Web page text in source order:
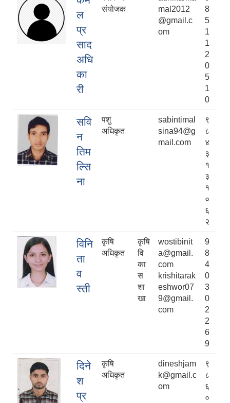
ल
प्र
साद
अधि
का
री
संयोजक
mal2012
@gmail.c
om
8
5
1
1
2
0
5
1
0
सवि
न
तिम
ल्सि
ना
पशु
अधिकृत
sabintimal
sina94@g
mail.com
९
८
४
३
१
३
१
०
६
२
विनि
ता
व
स्ती
कृषि
अधिकृत
कृषि
वि
का
स
शा
खा
wostibinit
a@gmail.
com
krishitarak
eshwor07
9@gmail.
com
9
8
4
0
3
0
2
2
6
9
दिने
श
प्र
कृषि
अधिकृत
dineshjam
k@gmail.c
om
९
८
६
०